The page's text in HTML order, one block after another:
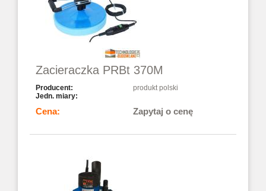
Zacieraczka PRBt 370M
produkt polski
Zapytaj o cenę